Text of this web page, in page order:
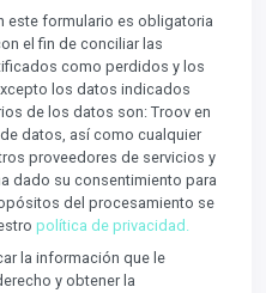
este formulario es obligatoria
el fin de conciliar las
como perdidos y los
los datos indicados
de los datos son: Troov en
datos, así como cualquier
proveedores de servicios y
dado su consentimiento para
del procesamiento se
política de privacidad.
la información que le
y obtener la